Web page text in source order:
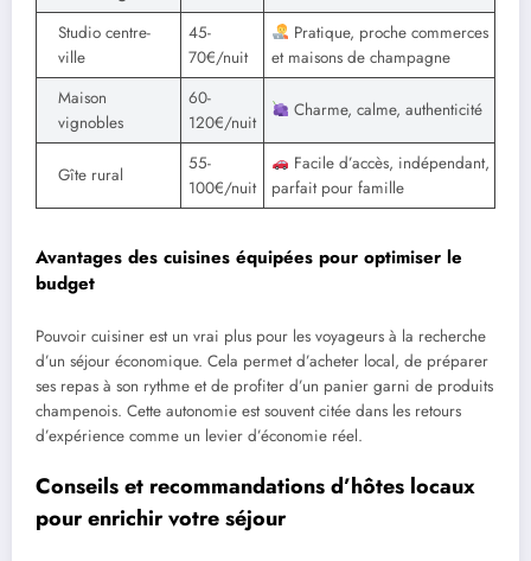
Studio centre-
ville
45-
70€/nuit
Pratique, proche commerces
et maisons de champagne
Maison
vignobles
60-
120€/nuit
Charme, calme, authenticité
Gîte rural
55-
100€/nuit
Facile d’accès, indépendant,
parfait pour famille
Avantages des cuisines équipées pour optimiser le
budget
Pouvoir cuisiner est un vrai plus pour les voyageurs à la recherche
d’un séjour économique. Cela permet d’acheter local, de préparer
ses repas à son rythme et de profiter d’un panier garni de produits
champenois. Cette autonomie est souvent citée dans les retours
d’expérience comme un levier d’économie réel.
Conseils et recommandations d’hôtes locaux
pour enrichir votre séjour